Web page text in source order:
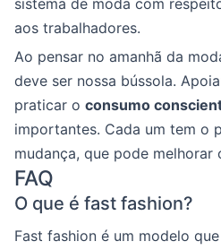
sistema de moda com
aos trabalhadores.
Ao pensar no amanhã da
deve ser nossa bússola.
praticar o consumo
importantes. Cada um tem o
mudança, que pode melhorar
FAQ
O que é fast fashion?
Fast fashion é um modelo